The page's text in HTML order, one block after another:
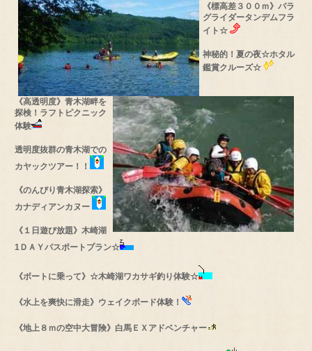
《標高差３００ｍ》パラ
グライダータンデムフラ
イト☆
神秘的！夏の夜☆ホタル
鑑賞クルーズ☆
《高透明度》青木湖畔を
探検！ラフトピクニック
体験
透明度抜群の青木湖での
カヤックツアー！！
《のんびり青木湖探索》
カナディアンカヌー
《１日遊び放題》木崎湖
1ＤＡＹパスポートプラン☆
《ボートに乗って》☆木崎湖ワカサギ釣り体験☆
《水上を爽快に滑走》ウェイクボード体験！
《地上８ｍの空中大冒険》白馬ＥＸアドベンチャー